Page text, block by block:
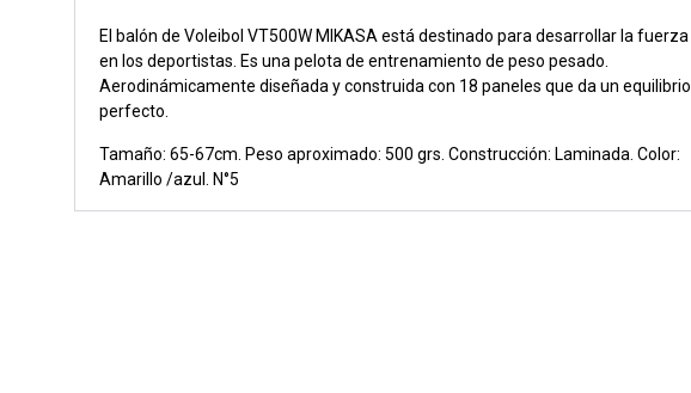
El balón de Voleibol VT500W MIKASA está destinado para desarrollar la fuerza
en los deportistas. Es una pelota de entrenamiento de peso pesado.
Aerodinámicamente diseñada y construida con 18 paneles que da un equilibrio
perfecto.
Tamaño: 65-67cm. Peso aproximado: 500 grs. Construcción: Laminada. Color:
Amarillo /azul. N°5